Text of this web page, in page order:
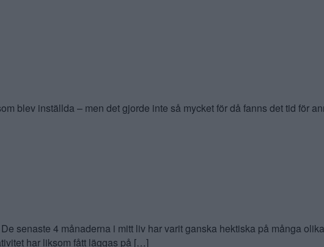
blev inställda – men det gjorde inte så mycket för då fanns det tid för
senaste 4 månaderna i mitt liv har varit ganska hektiska på många
har liksom fått läggas på […]